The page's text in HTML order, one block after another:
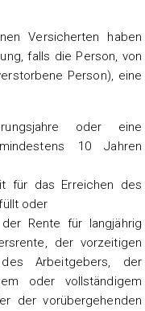
Versicherten haben
falls die Person, von
Person), eine
oder eine
10 Jahren
für das Erreichen des
oder
Rente für langjährig
der vorzeitigen
Arbeitgebers, der
oder vollständigem
der vorübergehenden